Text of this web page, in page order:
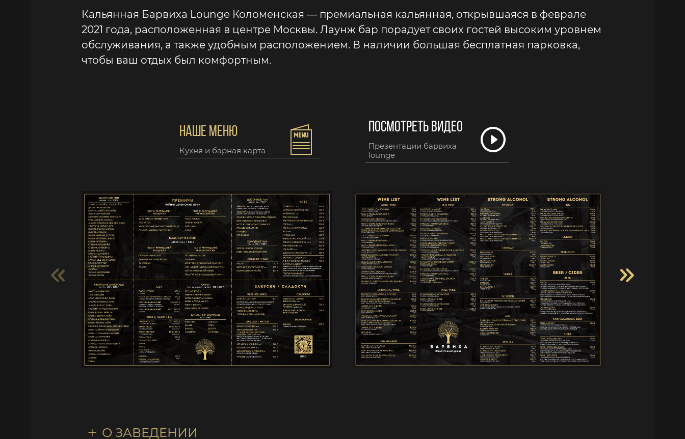
Кальянная Барвиха Lounge Коломенская — премиальная кальянная, открывшаяся в феврале
2021 года, расположенная в центре Москвы. Лаунж бар порадует своих гостей высоким уровнем
обслуживания, а также удобным расположением. В наличии большая бесплатная парковка,
чтобы ваш отдых был комфортным.
НАШЕ МЕНЮ
Кухня и барная карта
ПОСМОТРЕТЬ ВИДЕО
Презентации барвиха
lounge
О ЗАВЕДЕНИИ